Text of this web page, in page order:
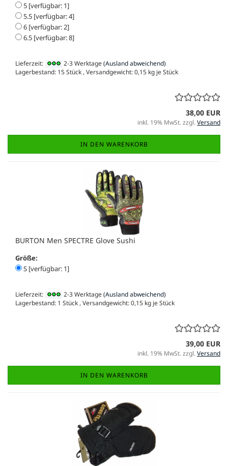
5 [verfügbar: 1]
5.5 [verfügbar: 4]
6 [verfügbar: 2]
6.5 [verfügbar: 8]
Lieferzeit: 2-3 Werktage(Ausland abweichend)
Lagerbestand: 15 Stück , Versandgewicht:0,15 kg je Stück
38,00 EUR
inkl. 19% MwSt. zzgl.Versand
IN DEN WARENKORB
BURTON Men SPECTRE Glove Sushi
Größe:
S [verfügbar: 1]
Lieferzeit: 2-3 Werktage(Ausland abweichend)
Lagerbestand: 1 Stück , Versandgewicht:0,15 kg je Stück
39,00 EUR
inkl. 19% MwSt. zzgl.Versand
IN DEN WARENKORB